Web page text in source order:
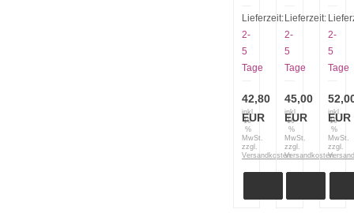
Lieferzeit:
2-
5
Tage
42,80
EUR
inkl.
19
%
MwSt.
zzgl.
Versandkosten
Fillet
6
Ruskea
Lieferzeit:
2-
5
Tage
45,00
EUR
inkl.
19
%
MwSt.
zzgl.
Versandkosten
7.5
2-
5
Tage
EUR
inkl.
19
%
MwSt.
zzgl.